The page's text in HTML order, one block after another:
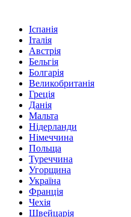
Іспанія
Італія
Австрія
Бельгія
Болгарія
Великобританія
Греція
Данія
Мальта
Нідерланди
Німеччина
Польща
Туреччина
Угорщина
Україна
Франція
Чехія
Швейцарія